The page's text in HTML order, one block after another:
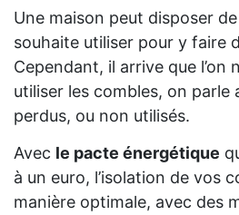
Une maison peut disposer de
souhaite utiliser pour y faire
Cependant, il arrive que l’on
utiliser les combles, on parle
perdus, ou non utilisés.
Avec le pacte énergétique
à un euro, l’isolation de vos
manière optimale, avec des